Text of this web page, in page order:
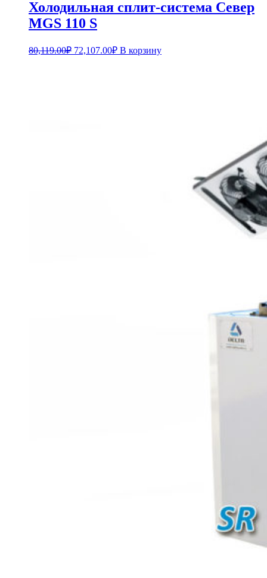
Холодильная сплит-система Север
MGS 110 S
80,119.00₽ 72,107.00₽ В корзину